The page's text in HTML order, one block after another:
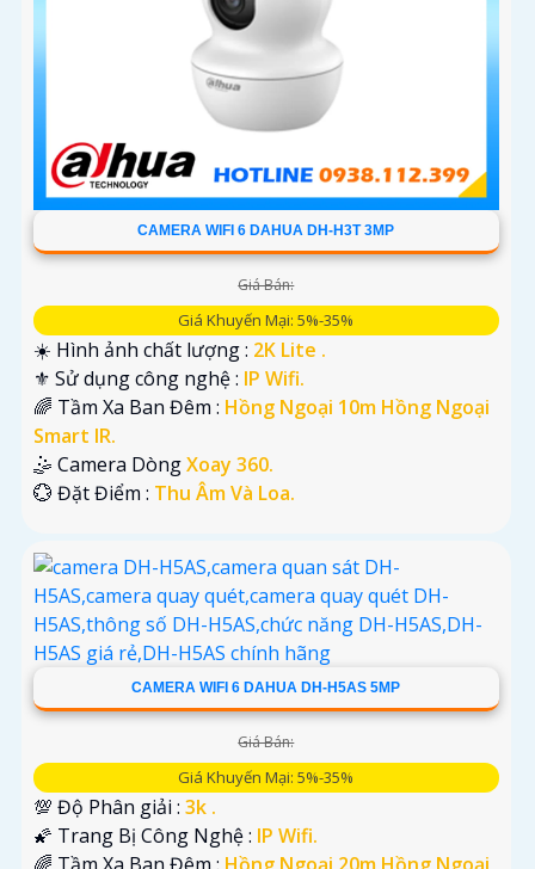
CAMERA WIFI 6 DAHUA DH-H3T 3MP
Giá Bán:
Giá Khuyến Mại: 5%-35%
☀️ Hình ảnh chất lượng : 2K Lite .
⚜️ Sử dụng công nghệ : IP Wifi.
🌈 Tầm Xa Ban Đêm : Hồng Ngoại 10m Hồng Ngoại
Smart IR.
🤹 Camera DòngXoay 360.
️💮 Đặt Điểm : Thu Âm Và Loa.
CAMERA WIFI 6 DAHUA DH-H5AS 5MP
Giá Bán:
Giá Khuyến Mại: 5%-35%
💯 Độ Phân giải : 3k .
🌠 Trang Bị Công Nghệ : IP Wifi.